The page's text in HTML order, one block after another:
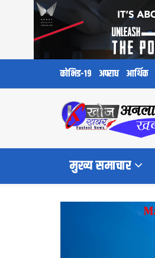
कोभिड-१९ अपराध आर्थिक
मुख्य समाचार